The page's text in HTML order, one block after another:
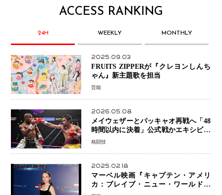
ACCESS RANKING
24H WEEKLY MONTHLY
2025.09.03
FRUITS ZIPPERが『クレヨンしんち
ゃん』新主題歌を担当
芸能
2026.05.08
メイウェザーとパッキャオ再戦へ「48
時間以内に決着」公式戦かエキシビシ
ョンか混迷続く
格闘技
2025.02.18
マーベル映画『キャプテン・アメリ
カ：ブレイブ・ニュー・ワールド』
新ブラック・ウィドウ役のシラ・ハー